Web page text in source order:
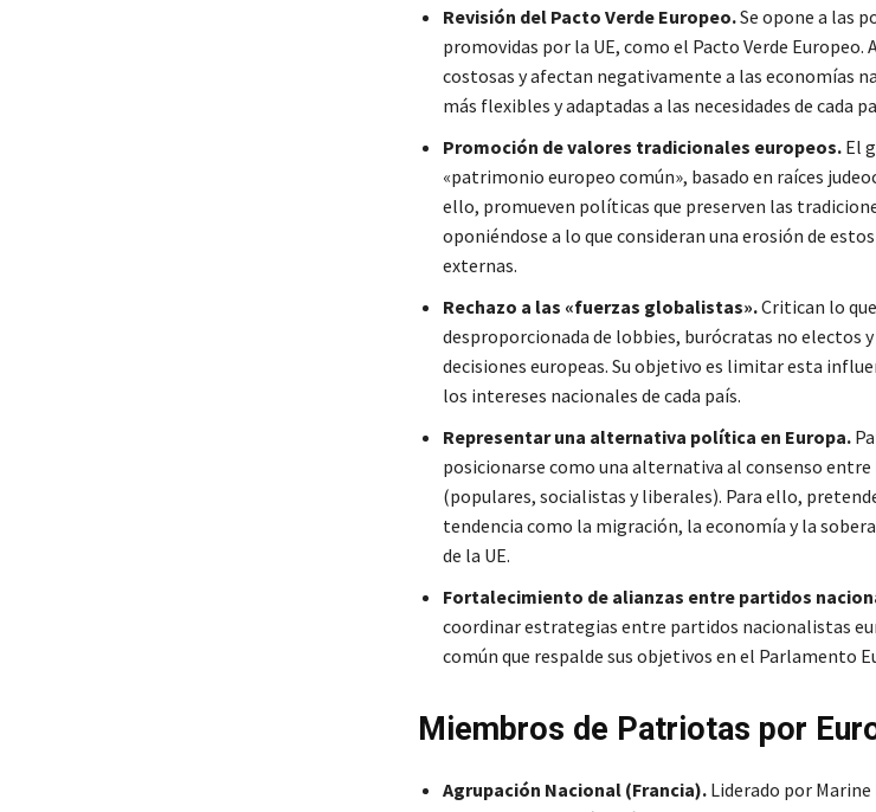
Revisión del Pacto Verde Europeo.Se opone a las
promovidas por la UE, como el Pacto Verde Europeo.
costosas y afectan negativamente a las economías
más flexibles y adaptadas a las necesidades de cada
Promoción de valores tradicionales europeos.El
«patrimonio europeo común», basado en raíces
ello, promueven políticas que preserven las
oponiéndose a lo que consideran una erosión de
externas.
Rechazo a las «fuerzas globalistas».Critican lo
desproporcionada de lobbies, burócratas no electos
decisiones europeas. Su objetivo es limitar esta
los intereses nacionales de cada país.
Representar una alternativa política en Europa.
posicionarse como una alternativa al consenso
(populares, socialistas y liberales). Para ello,
tendencia como la migración, la economía y la
de la UE.
Fortalecimiento de alianzas entre partidos
coordinar estrategias entre partidos nacionalistas
común que respalde sus objetivos en el Parlamento
Miembros de Patriotas por
Agrupación Nacional (Francia).Liderado por Marine